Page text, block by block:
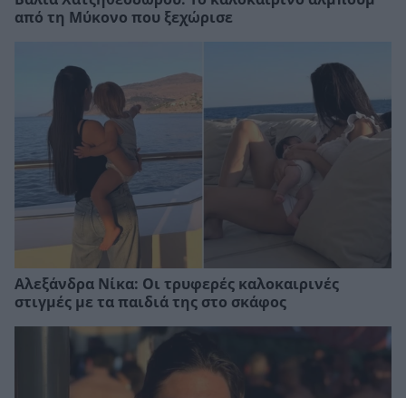
από τη Μύκονο που ξεχώρισε
Αλεξάνδρα Νίκα: Οι τρυφερές καλοκαιρινές
στιγμές με τα παιδιά της στο σκάφος